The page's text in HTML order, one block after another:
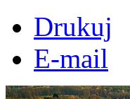
Drukuj
E-mail